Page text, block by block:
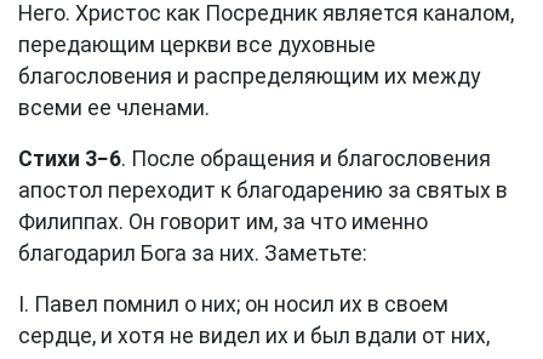
Него. Христос как Посредник является каналом,
передающим церкви все духовные
благословения и распределяющим их между
всеми ее членами.
Стихи 3−6. После обращения и благословения
апостол переходит к благодарению за святых в
Филиппах. Он говорит им, за что именно
благодарил Бога за них. Заметьте:
I. Павел помнил о них; он носил их в своем
сердце, и хотя не видел их и был вдали от них,